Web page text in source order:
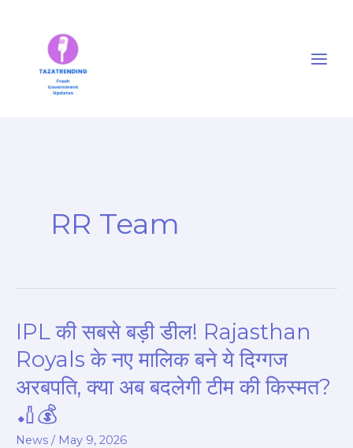
RR Team
IPL की सबसे बड़ी डील! Rajasthan
Royals के नए मालिक बने ये दिग्गज
अरबपति, क्या अब बदलेगी टीम की किस्मत?
🏏💰
News / May 9, 2026
IPL
की
सबसे
बड़ी
डील!
Rajasthan